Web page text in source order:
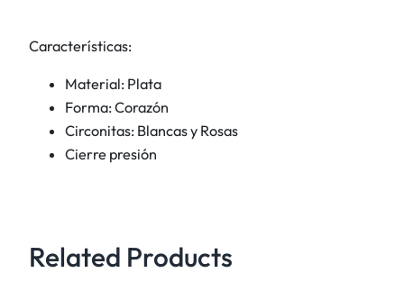
a
Características:
Material: Plata
Forma: Corazón
Circonitas: Blancas y Rosas
Cierre presión
Related Products